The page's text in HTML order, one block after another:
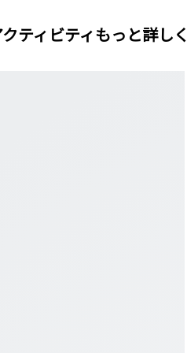
ティビティもっと詳しく